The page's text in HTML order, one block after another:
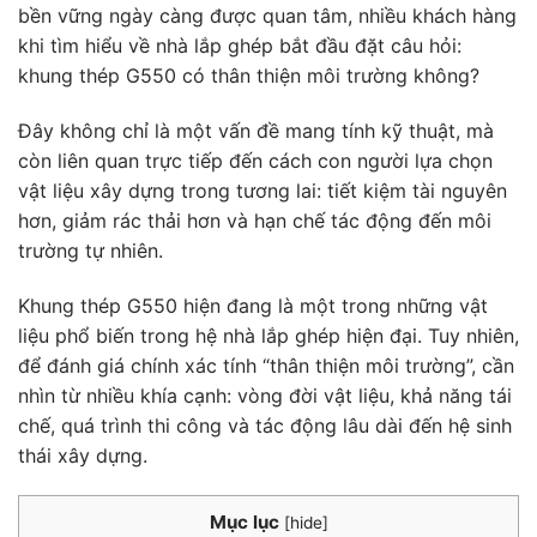
bền vững ngày càng được quan tâm, nhiều khách hàng
khi tìm hiểu về nhà lắp ghép bắt đầu đặt câu hỏi:
khung thép G550 có thân thiện môi trường không?
Đây không chỉ là một vấn đề mang tính kỹ thuật, mà
còn liên quan trực tiếp đến cách con người lựa chọn
vật liệu xây dựng trong tương lai: tiết kiệm tài nguyên
hơn, giảm rác thải hơn và hạn chế tác động đến môi
trường tự nhiên.
Khung thép G550 hiện đang là một trong những vật
liệu phổ biến trong hệ nhà lắp ghép hiện đại. Tuy nhiên,
để đánh giá chính xác tính “thân thiện môi trường”, cần
nhìn từ nhiều khía cạnh: vòng đời vật liệu, khả năng tái
chế, quá trình thi công và tác động lâu dài đến hệ sinh
thái xây dựng.
Mục lục [hide]